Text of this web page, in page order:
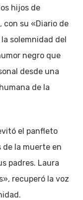
hijos de
con su «Diario de
solemnidad del
negro que
desde una
de la
el panfleto
de la muerte en
padres. Laura
recuperó la voz